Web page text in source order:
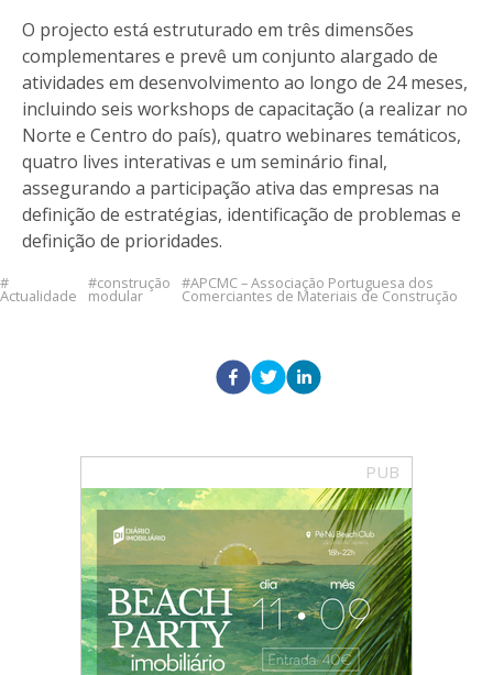
O projecto está estruturado em três dimensões
complementares e prevê um conjunto alargado de
atividades em desenvolvimento ao longo de 24 meses,
incluindo seis workshops de capacitação (a realizar no
Norte e Centro do país), quatro webinares temáticos,
quatro lives interativas e um seminário final,
assegurando a participação ativa das empresas na
definição de estratégias, identificação de problemas e
definição de prioridades.
Actualidade
construção
modular
APCMC – Associação Portuguesa dos
Comerciantes de Materiais de Construção
PUB